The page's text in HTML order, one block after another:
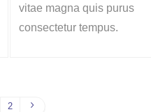
vitae magna quis purus
consectetur tempus.
2